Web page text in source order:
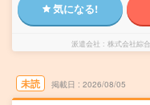
気になる!
派遣会社 株式会社綜
未読 掲載日 2026/08/05